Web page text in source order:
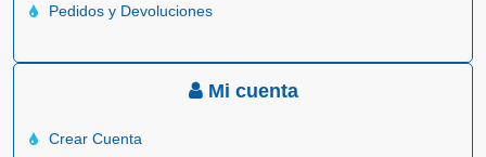
Pedidos y Devoluciones
Mi cuenta
Crear Cuenta